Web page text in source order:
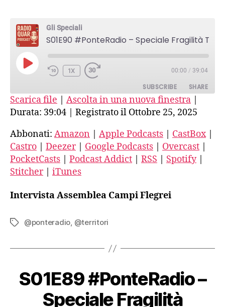
Fragilità
Territoriali
Gli Speciali
PLAY
EPISODE
1X 00:00 / 39:04
SUBSCRIBE SHARE
Amazon Apple Podcasts
CastBox Castro
Deezer Google Podcasts
Overcast PocketCasts
Podcast Addict
Spotify Stitcher
RSS FEED
SHARE
LINK
EMBED
Scarica file | Ascolta in una nuova finestra |
Durata: 39:04 | Registrato il Ottobre 25, 2025
Abbonati: Amazon | Apple Podcasts | CastBox|
Castro | Deezer| Google Podcasts | Overcast |
PocketCasts | Podcast Addict | RSS | Spotify|
Stitcher| iTunes
Intervista Assemblea Campi Flegrei
Tag @ponteradio, @territori
S01E89 #PonteRadio –
Speciale Fragilità